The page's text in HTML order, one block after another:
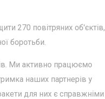
270 повітряних об'єктів,
боротьби.
Ми активно працюємо
наших партнерів у
для них є справжніми